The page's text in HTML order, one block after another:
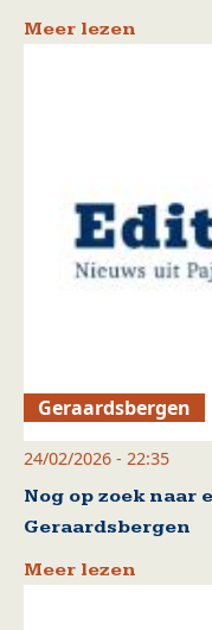
Meer lezen
Geraardsbergen
24/02/2026 - 22:35
Nog op zoek naar
Geraardsbergen
Meer lezen